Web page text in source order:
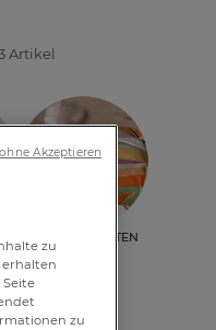
Artikel
Alle Stilwelten
zu
zu
Akzeptieren